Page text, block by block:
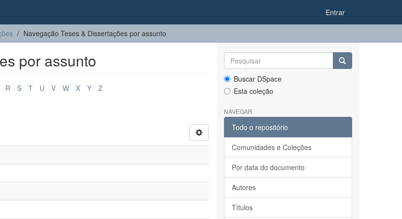
Entrar
Navegação Teses & Dissertações por assunto
por assunto
R S T U V W X Y Z
Buscar DSpace
Esta coleção
NAVEGAR
Todo o repositório
Comunidades e Coleções
Por data do documento
Autores
Títulos